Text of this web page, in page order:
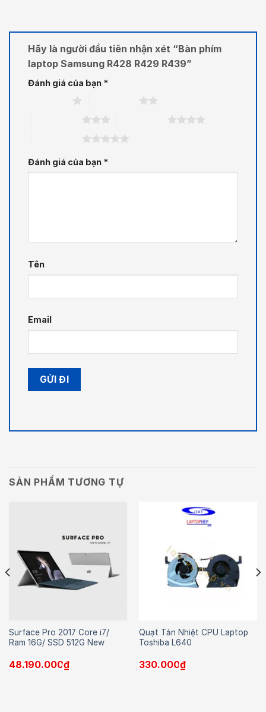
Hãy là người đầu tiên nhận xét “Bàn phím
laptop Samsung R428 R429 R439”
Đánh giá của bạn *
Đánh giá của bạn *
Tên
Email
SẢN PHẨM TƯƠNG TỰ
Surface Pro 2017 Core i7/
Ram 16G/ SSD 512G New
48.190.000₫
Quạt Tản Nhiệt CPU Laptop
Toshiba L640
330.000₫